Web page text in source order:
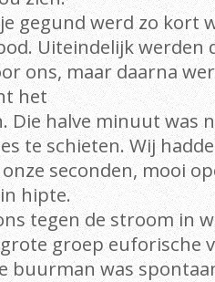
gegund werd zo kort
Uiteindelijk werden
ons, maar daarna
het
Die halve minuut was
te schieten. Wij
seconden, mooi
hipte.
tegen de stroom in
groep euforische
buurman was